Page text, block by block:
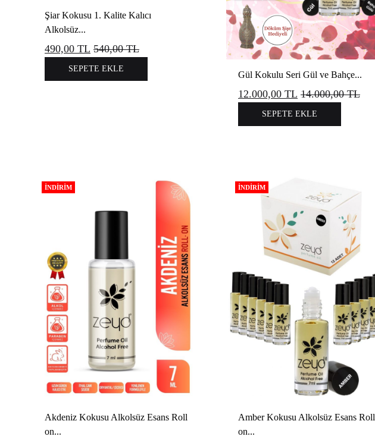
Şiar Kokusu 1. Kalite Kalıcı
Alkolsüz...
490,00 TL 540,00TL
SEPETE EKLE
Gül Kokulu Seri Gül ve Bahçe...
12.000,00 TL 14.000,00TL
SEPETE EKLE
İNDIRIM
Akdeniz Kokusu Alkolsüz Esans Roll
on...
İNDIRIM
Amber Kokusu Alkolsüz Esans Roll
on...